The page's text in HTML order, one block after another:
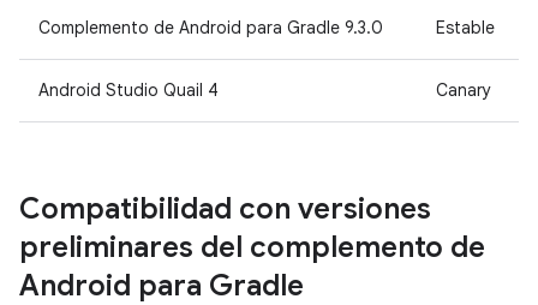
Complemento de Android para Gradle 9.3.0 Estable
Android Studio Quail 4 Canary
Compatibilidad con versiones
preliminares del complemento de
Android para Gradle